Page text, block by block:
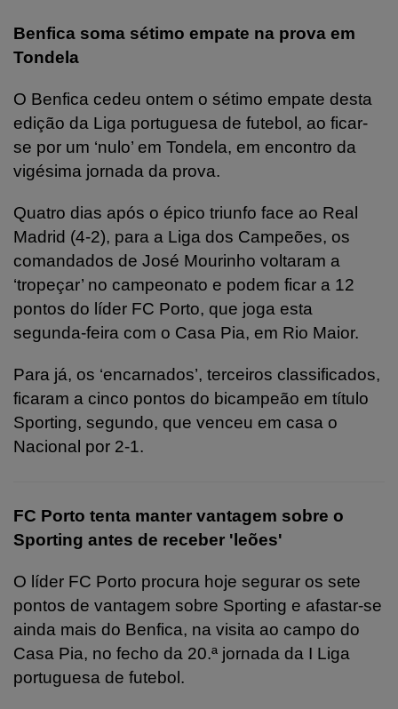
Benfica soma sétimo empate na prova em
Tondela
O Benfica cedeu ontem o sétimo empate desta
edição da Liga portuguesa de futebol, ao ficar-
se por um ‘nulo’ em Tondela, em encontro da
vigésima jornada da prova.
Quatro dias após o épico triunfo face ao Real
Madrid (4-2), para a Liga dos Campeões, os
comandados de José Mourinho voltaram a
‘tropeçar’ no campeonato e podem ficar a 12
pontos do líder FC Porto, que joga esta
segunda-feira com o Casa Pia, em Rio Maior.
Para já, os ‘encarnados’, terceiros classificados,
ficaram a cinco pontos do bicampeão em título
Sporting, segundo, que venceu em casa o
Nacional por 2-1.
FC Porto tenta manter vantagem sobre o
Sporting antes de receber 'leões'
O líder FC Porto procura hoje segurar os sete
pontos de vantagem sobre Sporting e afastar-se
ainda mais do Benfica, na visita ao campo do
Casa Pia, no fecho da 20.ª jornada da I Liga
portuguesa de futebol.